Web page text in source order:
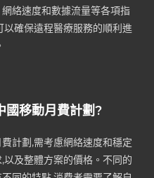
絡速度和數據流量等各項指
確保遠程醫療服務的順利進
國移動月費計劃?
計劃,需考慮網絡速度和穩定
及整體方案的價格。不同的